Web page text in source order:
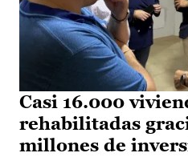
Casi 16.000
rehabilitadas
millones de